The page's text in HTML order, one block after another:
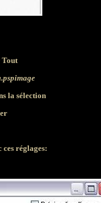
Tout
la sélection
réglages: